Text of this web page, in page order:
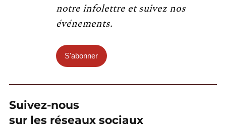
notre infolettre et suivez nos
événements.
S'abonner
Suivez-nous
sur les réseaux sociaux